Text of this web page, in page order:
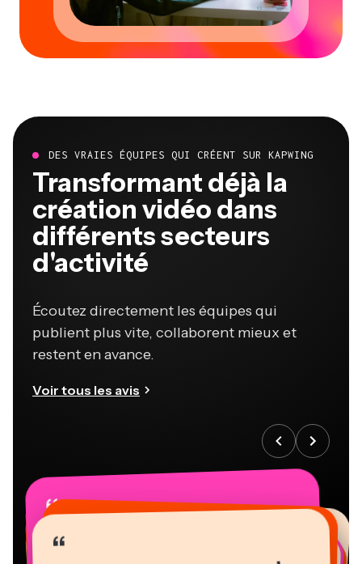
DES VRAIES ÉQUIPES QUI CRÉENT SUR KAPWING
Transformant déjà la
création vidéo dans
différents secteurs
d'activité
Écoutez directement les équipes qui
publient plus vite, collaborent mieux et
restent en avance.
Voir tous les avis
“
“
“
“
“
“ “
“